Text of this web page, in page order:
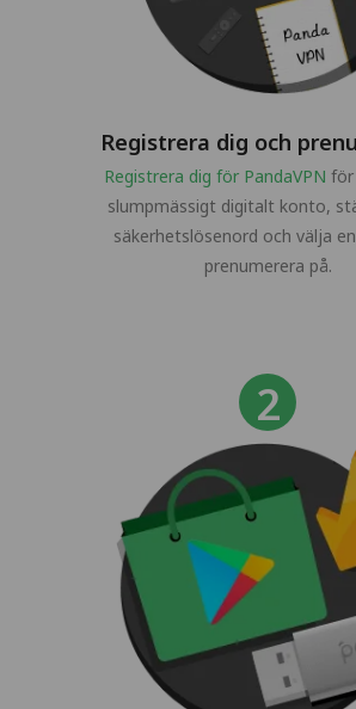
Registrera dig och
Registrera dig för PandaVPN
slumpmässigt digitalt konto,
säkerhetslösenord och välja
prenumerera på.